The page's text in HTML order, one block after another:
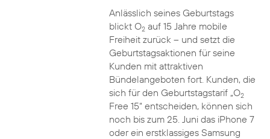
Anlässlich seines Geburtstags
blickt O2auf 15 Jahre mobile
Freiheit zurück – und setzt die
Geburtstagsaktionen für seine
Kunden mit attraktiven
Bündelangeboten fort. Kunden, die
sich für den Geburtstagstarif „O2
Free 15“ entscheiden, können sich
noch bis zum 25. Juni das iPhone 7
oder ein erstklassiges Samsung